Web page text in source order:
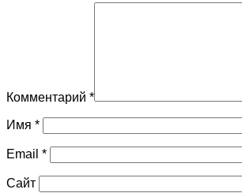
Комментарий *
Имя *
Email *
Сайт